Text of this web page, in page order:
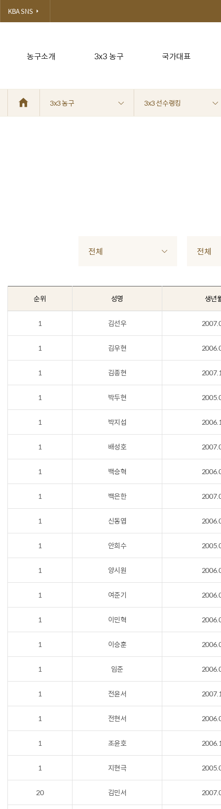
농구소개 3x3 농구 국가대표
KBA SNS
3x3 농구 3x3 선수랭킹
전체 전체
순위 성명 생년
1 김선우
1 김우현
1 김종현
1 박두현
1 박지섭
1 배성호
1 백승혁
1 백은한
1 신동엽
1 안희수
1 양시원
1 여준기
1 이민혁
1 이승훈
1 임준
1 전윤서
1 전현서
1 조윤호
1 지현극
20 김민서